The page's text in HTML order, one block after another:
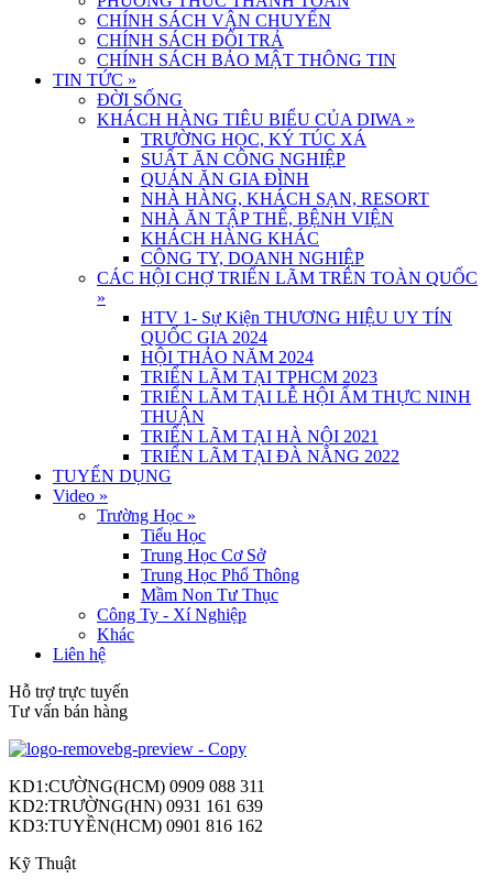
CHÍNH SÁCH VẬN CHUYỂN
CHÍNH SÁCH ĐỔI TRẢ
CHÍNH SÁCH BẢO MẬT THÔNG TIN
TIN TỨC »
ĐỜI SỐNG
KHÁCH HÀNG TIÊU BIỂU CỦA DIWA »
TRƯỜNG HỌC, KÝ TÚC XÁ
SUẤT ĂN CÔNG NGHIỆP
QUÁN ĂN GIA ĐÌNH
NHÀ HÀNG, KHÁCH SẠN, RESORT
NHÀ ĂN TẬP THỂ, BỆNH VIỆN
KHÁCH HÀNG KHÁC
CÔNG TY, DOANH NGHIỆP
CÁC HỘI CHỢ TRIỂN LÃM TRÊN TOÀN QUỐC
»
HTV 1- Sự Kiện THƯƠNG HIỆU UY TÍN
QUỐC GIA 2024
HỘI THẢO NĂM 2024
TRIỂN LÃM TẠI TPHCM 2023
TRIỂN LÃM TẠI LỄ HỘI ẨM THỰC NINH
THUẬN
TRIỂN LÃM TẠI HÀ NỘI 2021
TRIỂN LÃM TẠI ĐÀ NẴNG 2022
TUYỂN DỤNG
Video »
Trường Học »
Tiểu Học
Trung Học Cơ Sở
Trung Học Phổ Thông
Mầm Non Tư Thục
Công Ty - Xí Nghiệp
Khác
Liên hệ
Hỗ trợ trực tuyến
Tư vấn bán hàng
KD1:CƯỜNG(HCM) 0909 088 311
KD2:TRƯỜNG(HN) 0931 161 639
KD3:TUYỀN(HCM) 0901 816 162
Kỹ Thuật